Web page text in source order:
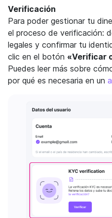
Verificación
Para poder gestionar tu
el proceso de verificación:
legales y confirmar tu
clic en el botón «Verificar
Puedes leer más sobre
por qué es necesaria en un